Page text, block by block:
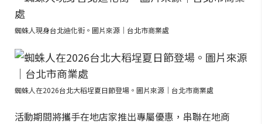
蜘蛛人現身台北迪化街。圖片來源｜台北市商業處
蜘蛛人在2026台北大稻埕夏日節登場。圖片來源｜台北市商業處
活動期間將攜手在地店家推出專屬優惠，串聯在地商